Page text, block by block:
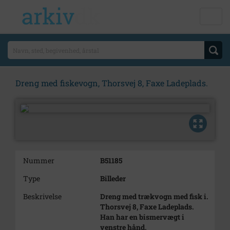
Dreng med fiskevogn, Thorsvej 8, Faxe Ladeplads.
Nummer
B51185
Type
Billeder
Beskrivelse
Dreng med trækvogn med fisk i.
Thorsvej 8, Faxe Ladeplads.
Han har en bismervægt i
venstre hånd.